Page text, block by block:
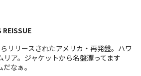
リリースされたアメリカ・再発盤。ハワ
リア。ジャケットから名盤漂ってます
なぁ。